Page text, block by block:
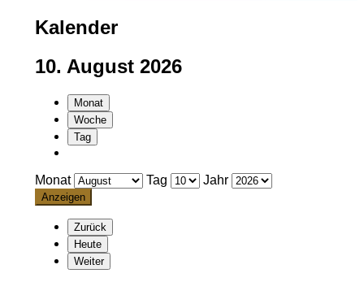
Kalender
10. August 2026
Monat
Woche
Tag
Monat Tag Jahr
Zurück
Heute
Weiter